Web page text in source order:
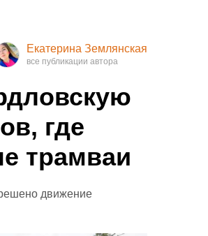
Екатерина Землянская
где
трамваи
движение